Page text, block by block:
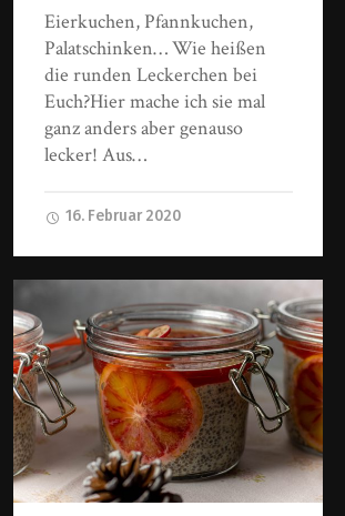
Eierkuchen, Pfannkuchen,
Palatschinken… Wie heißen
die runden Leckerchen bei
Euch?Hier mache ich sie mal
ganz anders aber genauso
lecker! Aus…
16. Februar 2020